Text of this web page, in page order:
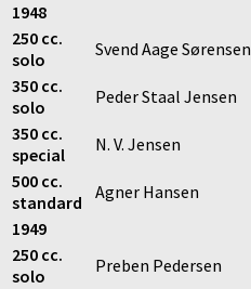
1948
250 cc.
solo
Svend Aage Sørensen
350 cc.
solo
Peder Staal Jensen
350 cc.
special
N. V. Jensen
500 cc.
standard
Agner Hansen
1949
250 cc.
solo
Preben Pedersen